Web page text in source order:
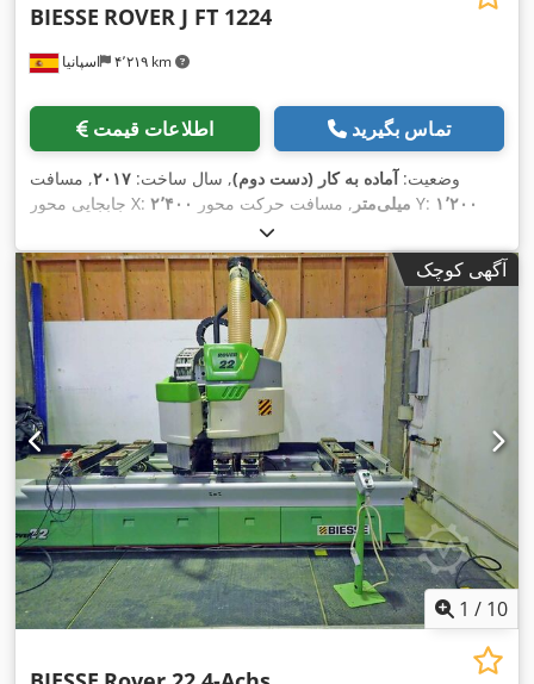
اسپانیا ۴٬۲۱۹ km
BIESSE ROVER J FT 1224
اطلاعات قیمت تماس بگیرید
وضعیت:آماده به کار (دست دوم), سال ساخت: ۲۰۱۷, مسافت
جابجایی محور X:
۲٬۴۰۰ میلی‌متر , مسافت حرکت محور Y: ۱٬۲۰۰
, وزن کل:
اسپیندل:۲۴٬۰۰۰ دور/دقیقه ,
آگهی کوچک
1 / 10